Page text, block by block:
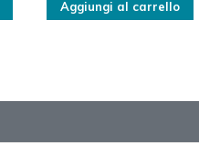
Aggiungi al carrello